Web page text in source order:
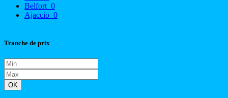
Belfort 0
Ajaccio 0
Tranche de prix
OK